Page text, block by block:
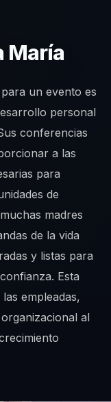
María
un evento es
personal
conferencias
a las
para
de
madres
de la vida
y listas para
Esta
empleadas,
al